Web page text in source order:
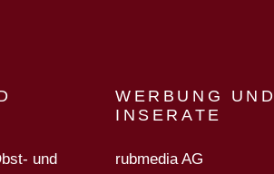
und
WERBUNG UND
INSERATE
rubmedia AG